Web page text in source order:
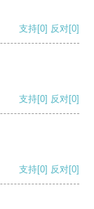
支持[0] 反对[0]
支持[0] 反对[0]
支持[0] 反对[0]